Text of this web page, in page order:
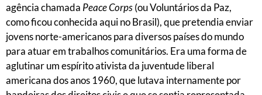
agência chamada Peace Corps(ou Voluntários da Paz,
como ficou conhecida aqui no Brasil), que pretendia enviar
jovens norte-americanos para diversos países do mundo
para atuar em trabalhos comunitários. Era uma forma de
aglutinar um espírito ativista da juventude liberal
americana dos anos 1960, que lutava internamente por